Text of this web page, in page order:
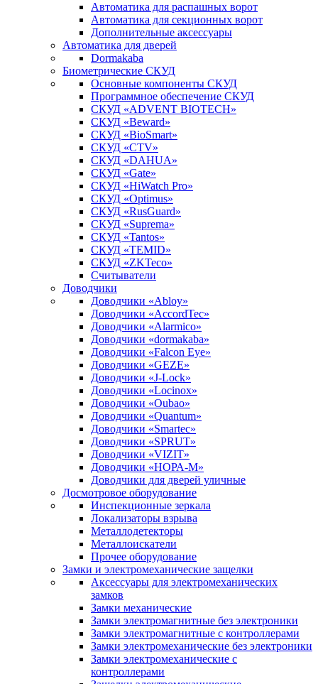
Автоматика для распашных ворот
Автоматика для секционных ворот
Дополнительные аксессуары
Автоматика для дверей
Dormakaba
Биометрические СКУД
Основные компоненты СКУД
Программное обеспечение СКУД
СКУД «ADVENT BIOTECH»
СКУД «Beward»
СКУД «BioSmart»
СКУД «CTV»
СКУД «DAHUA»
СКУД «Gate»
СКУД «HiWatch Pro»
СКУД «Optimus»
СКУД «RusGuard»
СКУД «Suprema»
СКУД «Tantos»
СКУД «TEMID»
СКУД «ZKTeco»
Считыватели
Доводчики
Доводчики «Abloy»
Доводчики «AccordTec»
Доводчики «Alarmico»
Доводчики «dormakaba»
Доводчики «Falcon Eye»
Доводчики «GEZE»
Доводчики «J-Lock»
Доводчики «Locinox»
Доводчики «Oubao»
Доводчики «Quantum»
Доводчики «Smartec»
Доводчики «SPRUT»
Доводчики «VIZIT»
Доводчики «НОРА-М»
Доводчики для дверей уличные
Досмотровое оборудование
Инспекционные зеркала
Локализаторы взрыва
Металлодетекторы
Металлоискатели
Прочее оборудование
Замки и электромеханические защелки
Аксессуары для электромеханических
замков
Замки механические
Замки электромагнитные без электроники
Замки электромагнитные с контроллерами
Замки электромеханические без электроники
Замки электромеханические с
контроллерами